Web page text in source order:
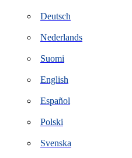
Deutsch
Nederlands
Suomi
English
Español
Polski
Svenska